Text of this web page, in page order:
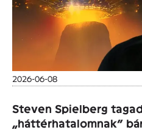
2026-06-08
Steven Spielberg
„háttérhatalomnak”